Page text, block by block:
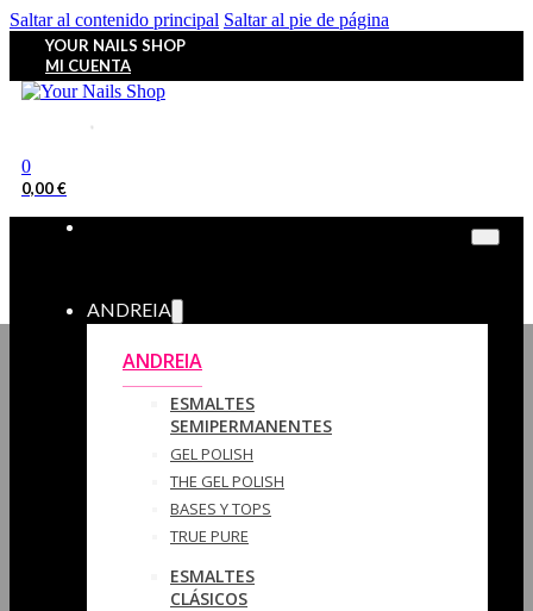
Saltar al contenido principal Saltar al pie de página
YOUR NAILS SHOP
MI CUENTA
0
0,00€
ANDREIA
ANDREIA
ESMALTES
SEMIPERMANENTES
GEL POLISH
THE GEL POLISH
BASES Y‎ TOPS
TRUE PURE
ESMALTES
CLÁSICOS